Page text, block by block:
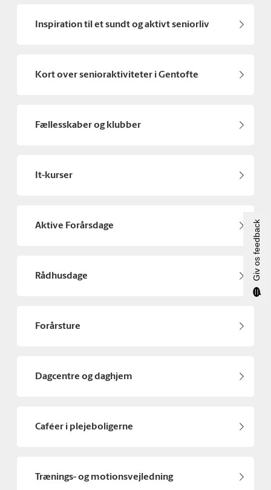
Inspiration til et sundt og aktivt seniorliv
Kort over senioraktiviteter i Gentofte
Fællesskaber og klubber
It-kurser
Aktive Forårsdage
Rådhusdage
Forårsture
Dagcentre og daghjem
Caféer i plejeboligerne
Trænings- og motionsvejledning
Giv os feedback